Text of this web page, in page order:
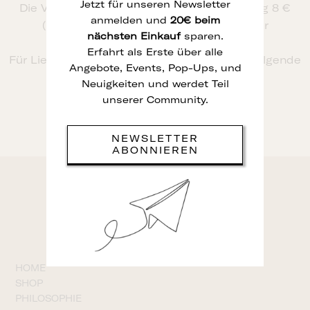
Die Versandkosten betragen standardmäßig 8 €
(nach Deutschland). Ab 300 € liefern wir
versandkostenfrei.
Für Lieferungen ins Ausland berechnen wir folgende
Kosten:
EU: 16 €
©
HOME
SHOP
PHILOSOPHIE
Jetzt für unseren Newsletter
anmelden und 20€ beim
nächsten Einkaufsparen.
Erfahrt als Erste über alle
Angebote, Events, Pop-Ups, und
Neuigkeiten und werdet Teil
unserer Community.
NEWSLETTER
ABONNIEREN